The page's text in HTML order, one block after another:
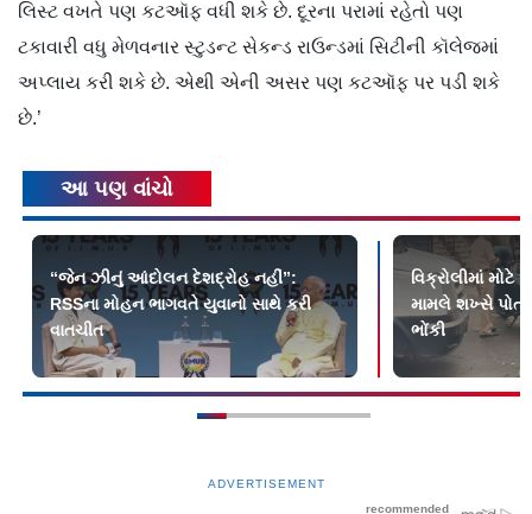
લિસ્ટ વખતે પણ કટઑફ વધી શકે છે. દૂરના પરામાં રહેતો પણ
ટકાવારી વધુ મેળવનાર સ્ટુડન્ટ સેકન્ડ રાઉન્ડમાં સિટીની કૉલેજમાં
અપ્લાય કરી શકે છે. એથી એની અસર પણ કટઑફ પર પડી શકે
છે.’
આ પણ વાંચો
“જેન ઝીનું આંદોલન દેશદ્રોહ નહીં”:
RSSના મોહન ભાગવતે યુવાનો સાથે કરી
વાતચીત
વિક્રોલીમાં મોટે
મામલે શખ્સે
ભોંકી
ADVERTISEMENT